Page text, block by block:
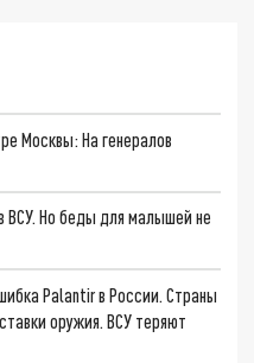
Москвы: На генералов
ВСУ. Но беды для малышей не
Palantir в России. Страны
оружия. ВСУ теряют